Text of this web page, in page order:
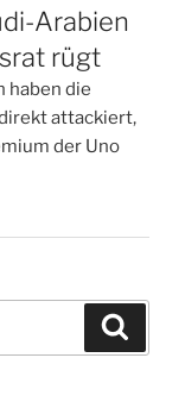
Arabien
rügt
haben die
attackiert,
der Uno